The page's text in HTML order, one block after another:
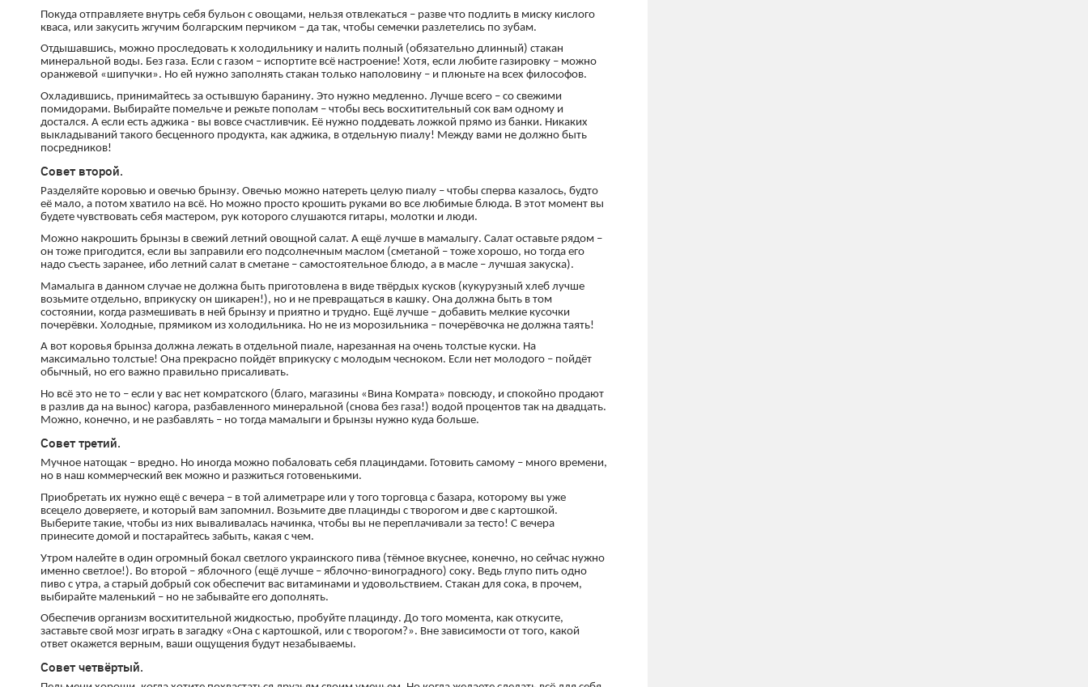
Покуда отправляете внутрь себя бульон с овощами, нельзя отвлекаться – разве что подлить в миску кислого
кваса, или закусить жгучим болгарским перчиком – да так, чтобы семечки разлетелись по зубам.
Отдышавшись, можно проследовать к холодильнику и налить полный (обязательно длинный) стакан
минеральной воды. Без газа. Если с газом – испортите всё настроение! Хотя, если любите газировку – можно
оранжевой «шипучки». Но ей нужно заполнять стакан только наполовину – и плюньте на всех философов.
Охладившись, принимайтесь за остывшую баранину. Это нужно медленно. Лучше всего – со свежими
помидорами. Выбирайте помельче и режьте пополам – чтобы весь восхитительный сок вам одному и
достался. А если есть аджика - вы вовсе счастливчик. Её нужно поддевать ложкой прямо из банки. Никаких
выкладываний такого бесценного продукта, как аджика, в отдельную пиалу! Между вами не должно быть
посредников!
Совет второй.
Разделяйте коровью и овечью брынзу. Овечью можно натереть целую пиалу – чтобы сперва казалось, будто
её мало, а потом хватило на всё. Но можно просто крошить руками во все любимые блюда. В этот момент вы
будете чувствовать себя мастером, рук которого слушаются гитары, молотки и люди.
Можно накрошить брынзы в свежий летний овощной салат. А ещё лучше в мамалыгу. Салат оставьте рядом –
он тоже пригодится, если вы заправили его подсолнечным маслом (сметаной – тоже хорошо, но тогда его
надо съесть заранее, ибо летний салат в сметане – самостоятельное блюдо, а в масле – лучшая закуска).
Мамалыга в данном случае не должна быть приготовлена в виде твёрдых кусков (кукурузный хлеб лучше
возьмите отдельно, вприкуску он шикарен!), но и не превращаться в кашку. Она должна быть в том
состоянии, когда размешивать в ней брынзу и приятно и трудно. Ещё лучше – добавить мелкие кусочки
почерёвки. Холодные, прямиком из холодильника. Но не из морозильника – почерёвочка не должна таять!
А вот коровья брынза должна лежать в отдельной пиале, нарезанная на очень толстые куски. На
максимально толстые! Она прекрасно пойдёт вприкуску с молодым чесноком. Если нет молодого – пойдёт
обычный, но его важно правильно присаливать.
Но всё это не то – если у вас нет комратского (благо, магазины «Вина Комрата» повсюду, и спокойно продают
в разлив да на вынос) кагора, разбавленного минеральной (снова без газа!) водой процентов так на двадцать.
Можно, конечно, и не разбавлять – но тогда мамалыги и брынзы нужно куда больше.
Совет третий.
Мучное натощак – вредно. Но иногда можно побаловать себя плациндами. Готовить самому – много времени,
но в наш коммерческий век можно и разжиться готовенькими.
Приобретать их нужно ещё с вечера – в той алиметраре или у того торговца с базара, которому вы уже
всецело доверяете, и который вам запомнил. Возьмите две плацинды с творогом и две с картошкой.
Выберите такие, чтобы из них вываливалась начинка, чтобы вы не переплачивали за тесто! С вечера
принесите домой и постарайтесь забыть, какая с чем.
Утром налейте в один огромный бокал светлого украинского пива (тёмное вкуснее, конечно, но сейчас нужно
именно светлое!). Во второй – яблочного (ещё лучше – яблочно-виноградного) соку. Ведь глупо пить одно
пиво с утра, а старый добрый сок обеспечит вас витаминами и удовольствием. Стакан для сока, в прочем,
выбирайте маленький – но не забывайте его дополнять.
Обеспечив организм восхитительной жидкостью, пробуйте плацинду. До того момента, как откусите,
заставьте свой мозг играть в загадку «Она с картошкой, или с творогом?». Вне зависимости от того, какой
ответ окажется верным, ваши ощущения будут незабываемы.
Совет четвёртый.